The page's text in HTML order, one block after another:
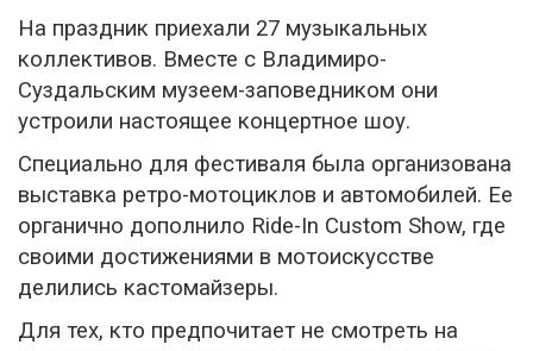
На праздник приехали 27 музыкальных
коллективов. Вместе с Владимиро-
Суздальским музеем-заповедником они
устроили настоящее концертное шоу.
Специально для фестиваля была организована
выставка ретро-мотоциклов и автомобилей. Ее
органично дополнило Ride-In Custom Show, где
своими достижениями в мотоискусстве
делились кастомайзеры.
Для тех, кто предпочитает не смотреть на